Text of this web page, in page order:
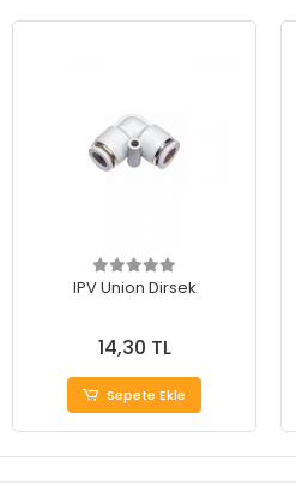
IPV Union Dirsek
14,30 TL
Sepete Ekle